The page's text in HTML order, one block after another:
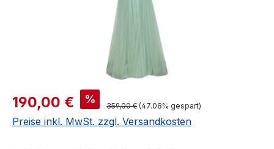
Verkaufspreis:
190,00 € % Regulärer Preis:
359,00 € (47.08% gespart)
Preise inkl. MwSt. zzgl. Versandkosten